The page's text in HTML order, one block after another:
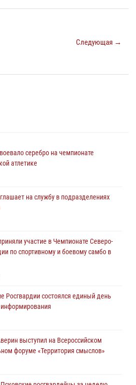
Следующая →
серебро на чемпионате
атлетике
на службу в подразделениях
участие в Чемпионате Северо-
по спортивному и боевому самбо в
Росгвардии состоялся единый день
информирования
выступил на Всероссийском
форуме «Территория смыслов»